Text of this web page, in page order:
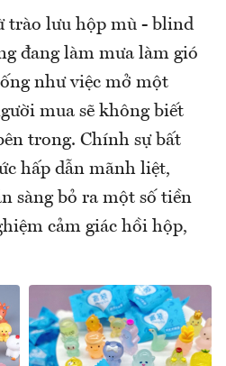
trào lưu hộp mù - blind
đang làm mưa làm gió
như việc mở một
mua sẽ không biết
trong. Chính sự bất
hấp dẫn mãnh liệt,
sàng bỏ ra một số tiền
cảm giác hồi hộp,